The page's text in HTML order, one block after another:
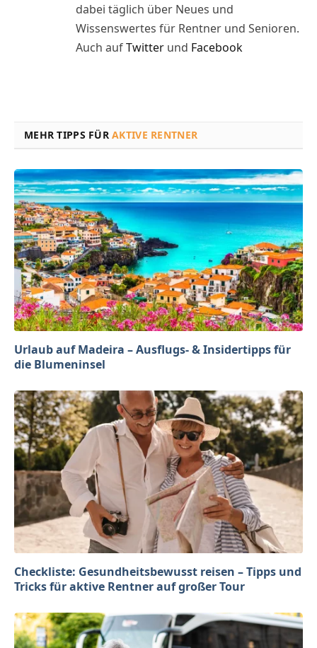
dabei täglich über Neues und
Wissenswertes für Rentner und Senioren.
Auch aufTwitter und Facebook
MEHR TIPPS FÜRAKTIVE RENTNER
Urlaub auf Madeira – Ausflugs- & Insidertipps für
die Blumeninsel
Checkliste: Gesundheitsbewusst reisen – Tipps und
Tricks für aktive Rentner auf großer Tour